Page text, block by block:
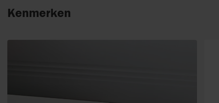
Kenmerken